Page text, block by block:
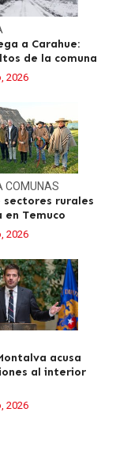
a Carahue:
de la comuna
2026
COMUNAS
sectores rurales
en Temuco
2026
acusa
al interior
2026